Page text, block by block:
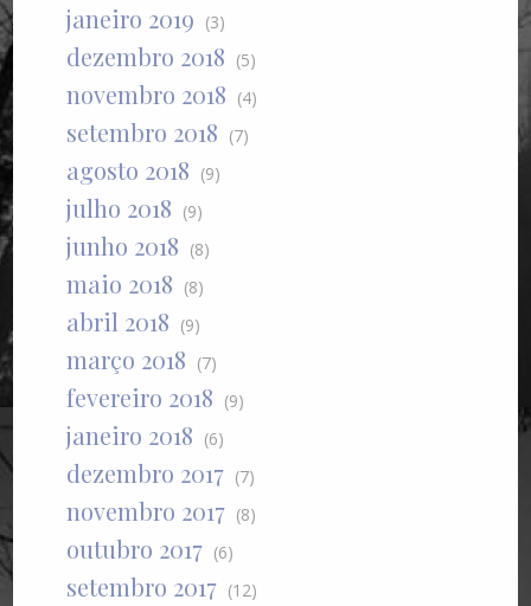
janeiro 2019 (3)
dezembro 2018 (5)
novembro 2018 (4)
setembro 2018 (7)
agosto 2018 (9)
julho 2018 (9)
junho 2018 (8)
maio 2018 (8)
abril 2018 (9)
março 2018 (7)
fevereiro 2018 (9)
janeiro 2018 (6)
dezembro 2017 (7)
novembro 2017 (8)
outubro 2017 (6)
setembro 2017 (12)